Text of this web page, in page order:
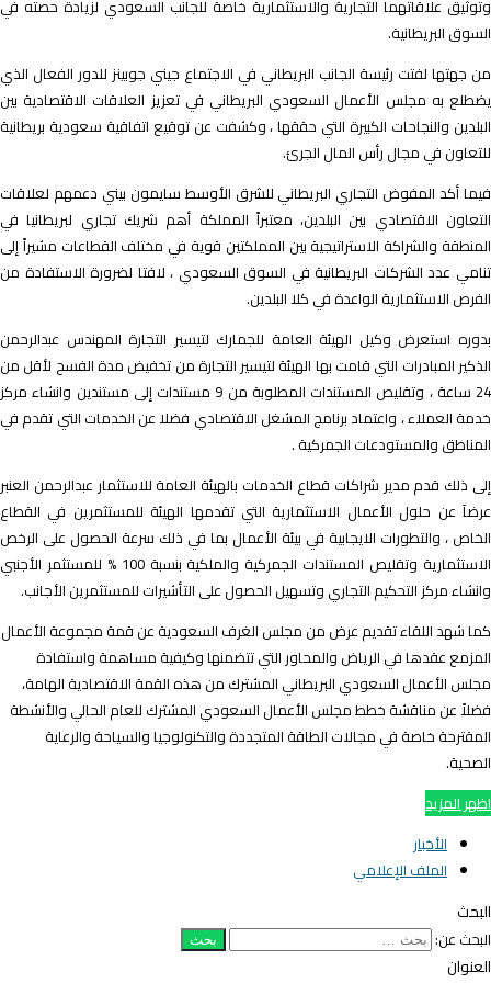
علاقاتهما التجارية والاستثمارية خاصة للجانب السعودي لزيادة حصته في
البريطانية.
جهتها لفتت رئيسة الجانب البريطاني في الاجتماع جيني جوبينز للدور الفعال الذي
به مجلس الأعمال السعودي البريطاني في تعزيز العلاقات الاقتصادية بين
والنجاحات الكبيرة التي حققها ، وكشفت عن توقيع اتفاقية سعودية بريطانية
في مجال رأس المال الجرئ.
أكد المفوض التجاري البريطاني للشرق الأوسط سايمون بيني دعمهم لعلاقات
الاقتصادي بين البلدين، معتبراً المملكة أهم شريك تجاري لبريطانيا في
والشراكة الاستراتيجية بين المملكتين قوية في مختلف القطاعات مشيراً إلى
عدد الشركات البريطانية في السوق السعودي ، لافتا لضرورة الاستفادة من
الاستثمارية الواعدة في كلا البلدين.
استعرض وكيل الهيئة العامة للجمارك لتيسير التجارة المهندس عبدالرحمن
المبادرات التي قامت بها الهيئة لتيسير التجارة من تخفيض مدة الفسح لأقل من
24 ساعة ، وتقليص المستندات المطلوبة من 9 مستندات إلى مستندين وانشاء مركز
العملاء ، واعتماد برنامج المشغل الاقتصادي فضلا عن الخدمات التي تقدم في
والمستودعات الجمركية .
ذلك قدم مدير شراكات قطاع الخدمات بالهيئة العامة للاستثمار عبدالرحمن العنبر
عن حلول الأعمال الاستثمارية التي تقدمها الهيئة للمستثمرين في القطاع
، والتطورات الايجابية في بيئة الأعمال بما في ذلك سرعة الحصول على الرخص
الاستثمارية وتقليص المستندات الجمركية والملكية بنسبة 100 % للمستثمر الأجنبي
مركز التحكيم التجاري وتسهيل الحصول على التأشيرات للمستثمرين الأجانب.
شهد اللقاء تقديم عرض من مجلس الغرف السعودية عن قمة مجموعة الأعمال
عقدها في الرياض والمحاور التي تتضمنها وكيفية مساهمة واستفادة
الأعمال السعودي البريطاني المشترك من هذه القمة الاقتصادية الهامة،
عن مناقشة خطط مجلس الأعمال السعودي المشترك للعام الحالي والأنشطة
خاصة في مجالات الطاقة المتجددة والتكنولوجيا والسياحة والرعاية
المزيد
الأخبار
الملف الإعلامي
عن: